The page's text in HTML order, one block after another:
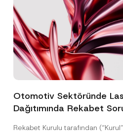
Otomotiv Sektöründe
Dağıtımında Rekabet
Rekabet Kurulu tarafından